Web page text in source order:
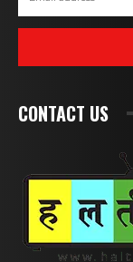
CONTACT US